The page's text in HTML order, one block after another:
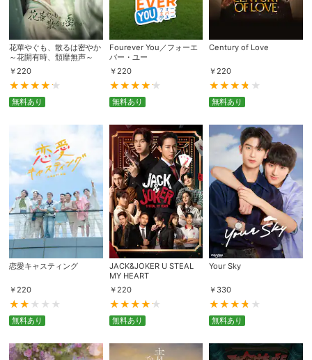
花華やぐも、散るは密やか
～花開有時、頽靡無声～
￥ 220
無料あり
Fourever You／フォーエ
バー・ユー
￥ 220
無料あり
Century of Love
￥ 220
無料あり
恋愛キャスティング
￥220
無料あり
JACK&JOKER U STEAL
MY HEART
￥220
無料あり
Your Sky
￥ 330
無料あり